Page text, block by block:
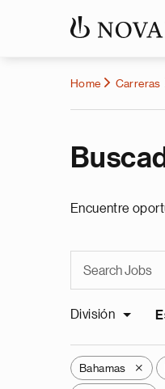
Home Carreras
Encuentre
División
Bahamas X